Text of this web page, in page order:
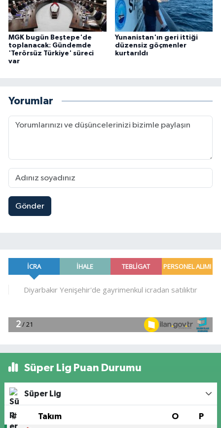
MGK bugün Beştepe'de
toplanacak: Gündemde
'Terörsüz Türkiye' süreci
var
Yunanistan'ın geri ittiği
düzensiz göçmenler
kurtarıldı
Yorumlar
Gönder
Süper Lig Puan Durumu
Süper Lig
# Takım O P